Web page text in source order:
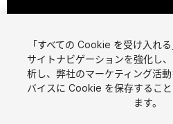
1 /7
「すべての Cookie を受け入れ
サイトナビゲーションを強化し
析し、弊社のマーケティング活
バイスに Cookie を保存するこ
ます。